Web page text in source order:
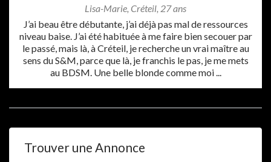
Lisa-Marie, Créteil, 27 ans
J’ai beau être débutante, j’ai déjà pas mal de ressources
niveau baise. J’ai été habituée à me faire bien secouer par
le passé, mais là, à Créteil, je recherche un vrai maître au
sens du S&M, parce que là, je franchis le pas, je me mets
au BDSM. Une belle blonde comme moi ...
Trouver une Annonce